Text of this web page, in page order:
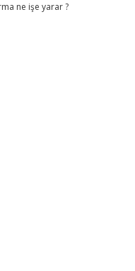
ne işe yarar ?